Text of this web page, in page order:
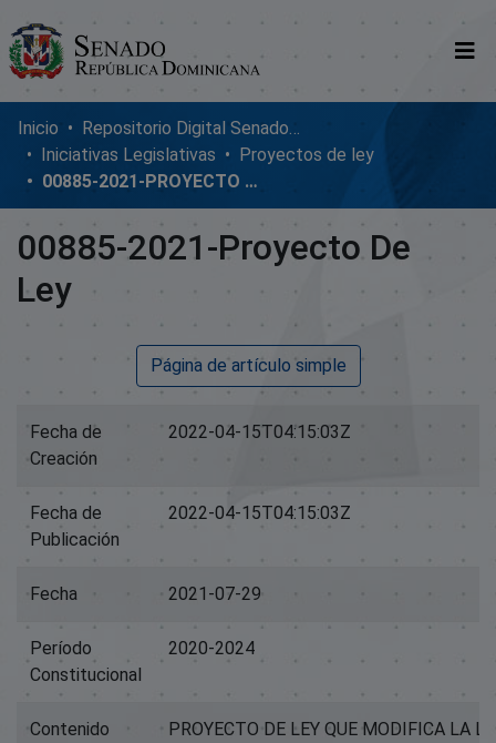
Comunidades
Glosario
Nosotros
Inicio
Repositorio Digital SenadoRD
Iniciativas Legislativas
Proyectos de ley
00885-2021-PROYECTO DE LEY
00885-2021-Proyecto De
Ley
Página de artículo simple
Fecha de
Creación
2022-04-15T04:15:03Z
Fecha de
Publicación
2022-04-15T04:15:03Z
Fecha 2021-07-29
Período
Constitucional
2020-2024
Contenido
PROYECTO DE LEY QUE MODIFICA LA